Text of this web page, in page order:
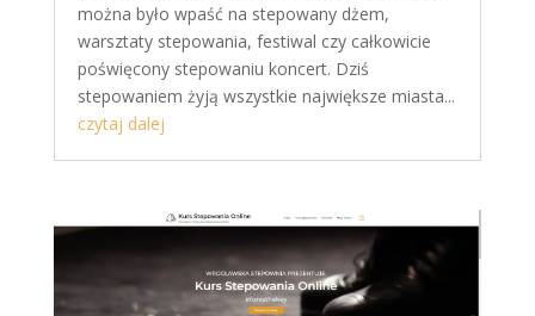
można było wpaść na stepowany dżem,
warsztaty stepowania, festiwal czy całkowicie
poświęcony stepowaniu koncert. Dziś
stepowaniem żyją wszystkie największe miasta...
czytaj dalej